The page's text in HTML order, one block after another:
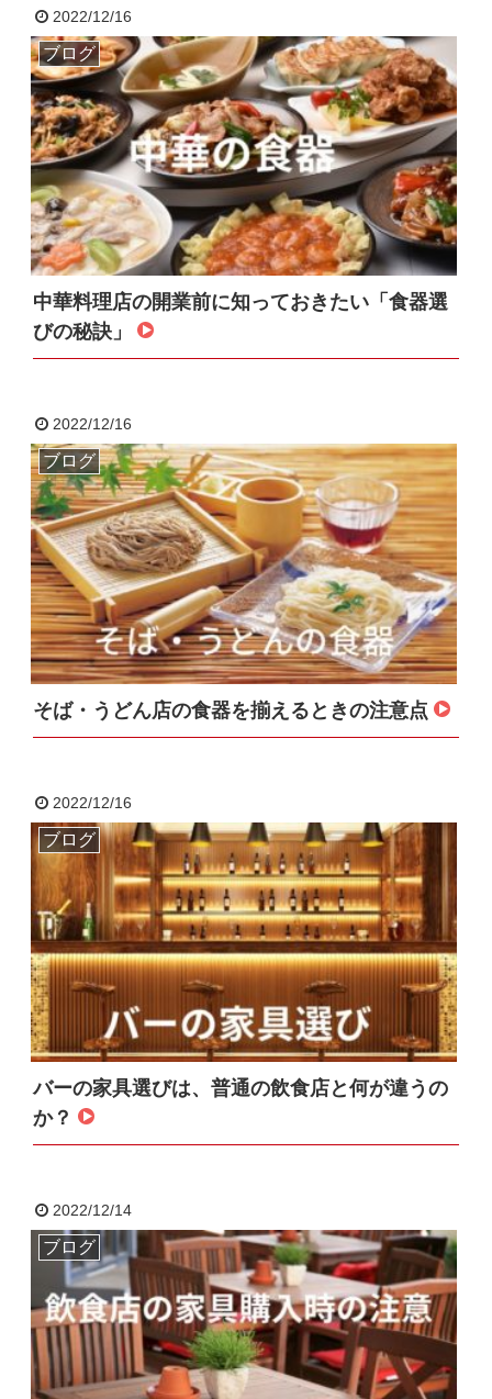
2022/12/16
ブログ
中華料理店の開業前に知っておきたい「食器選
びの秘訣」
2022/12/16
ブログ
そば・うどん店の食器を揃えるときの注意点
2022/12/16
ブログ
バーの家具選びは、普通の飲食店と何が違うの
か？
2022/12/14
ブログ